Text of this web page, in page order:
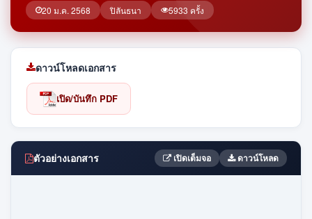
20 ม.ค. 2568 ปิลันธนา 5933 ครั้ง
ดาวน์โหลดเอกสาร
เปิด/บันทึก PDF
ตัวอย่างเอกสาร เปิดเต็มจอ ดาวน์โหลด